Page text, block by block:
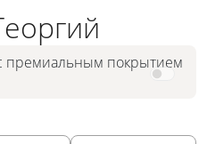
премиальным покрытием